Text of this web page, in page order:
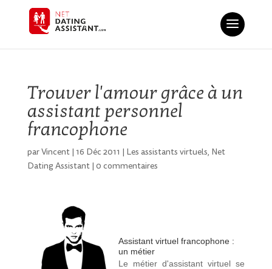
Trouver l'amour grâce à un
assistant personnel
francophone
parVincent| 16 Déc 2011 | Les assistants virtuels, Net
Dating Assistant| 0 commentaires
Assistant virtuel francophone :
un métier
Le métier d'assistant virtuel se